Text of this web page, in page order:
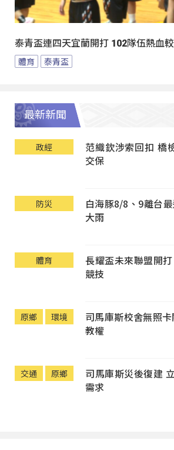
泰青盃連四天宜蘭開打 102隊伍熱血
體育 泰青盃
最新新聞
政經
范織欽涉索回扣 橋
交保
防災
白海豚8/8、9離台
大雨
體育
長耀盃未來聯盟開
競技
原鄉 環境
司馬庫斯校舍無照
教權
交通 原鄉
司馬庫斯災後復建
需求